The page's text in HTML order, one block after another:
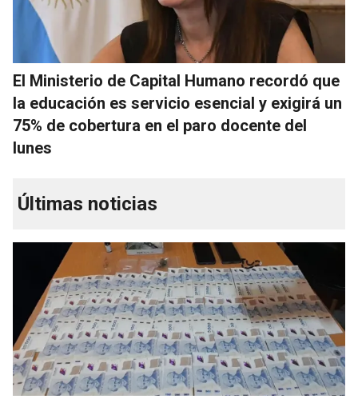
El Ministerio de Capital Humano recordó que
la educación es servicio esencial y exigirá un
75% de cobertura en el paro docente del
lunes
Últimas noticias